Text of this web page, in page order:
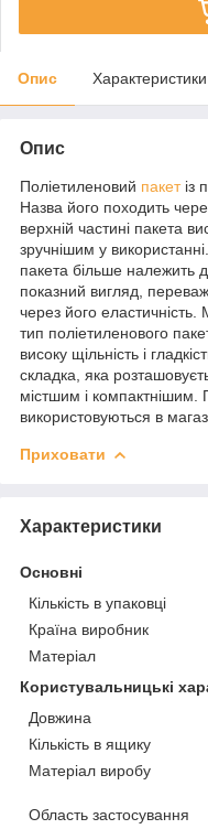
Опис Характеристики
Опис
Поліетиленовий пакетіз
Назва його походить
верхній частині пакета
зручнішим у
пакета більше належить
показний вигляд,
через його
тип поліетиленового
високу щільність і
складка, яка
містшим і компактнішим.
використовуються в
Приховати
Характеристики
Основні
Кількість в упаковці
Країна виробник
Матеріал
Користувальницькі
Довжина
Кількість в ящику
Матеріал виробу
Область застосування